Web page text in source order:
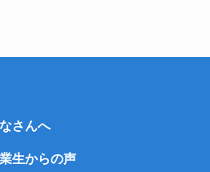
さんへ
生からの声